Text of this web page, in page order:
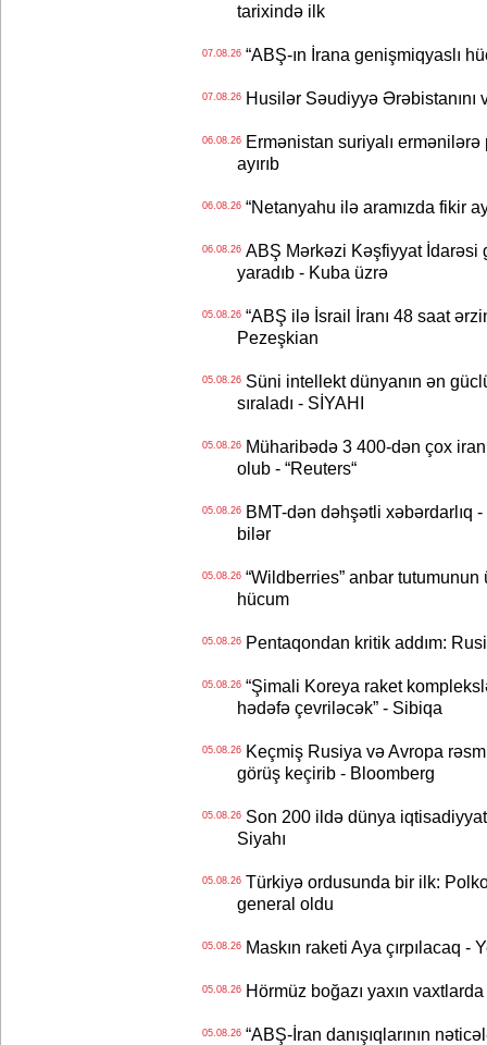
tarixində ilk
07.08.26“ABŞ-ın İrana genişmiqyaslı
07.08.26Husilər Səudiyyə Ərəbistanını
06.08.26Ermənistan suriyalı ermənilərə
ayırıb
06.08.26“Netanyahu ilə aramızda fikir
06.08.26ABŞ Mərkəzi Kəşfiyyat İdarəsi
yaradıb - Kuba üzrə
05.08.26“ABŞ ilə İsrail İranı 48 saat
Pezeşkian
05.08.26Süni intellekt dünyanın ən
sıraladı - SİYAHI
05.08.26Müharibədə 3 400-dən çox
olub - “Reuters“
05.08.26BMT-dən dəhşətli xəbərdarlıq
bilər
05.08.26“Wildberries” anbar tutumunun
hücum
05.08.26Pentaqondan kritik addım:
05.08.26“Şimali Koreya raket
hədəfə çevriləcək” - Sibiqa
05.08.26Keçmiş Rusiya və Avropa
görüş keçirib - Bloomberg
05.08.26Son 200 ildə dünya
Siyahı
05.08.26Türkiyə ordusunda bir ilk:
general oldu
05.08.26Maskın raketi Aya çırpılacaq -
05.08.26Hörmüz boğazı yaxın
05.08.26“ABŞ-İran danışıqlarının